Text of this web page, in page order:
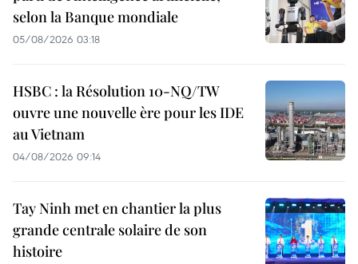
selon la Banque mondiale
05/08/2026 03:18
HSBC : la Résolution 10-NQ/TW
ouvre une nouvelle ère pour les IDE
au Vietnam
04/08/2026 09:14
Tay Ninh met en chantier la plus
grande centrale solaire de son
histoire